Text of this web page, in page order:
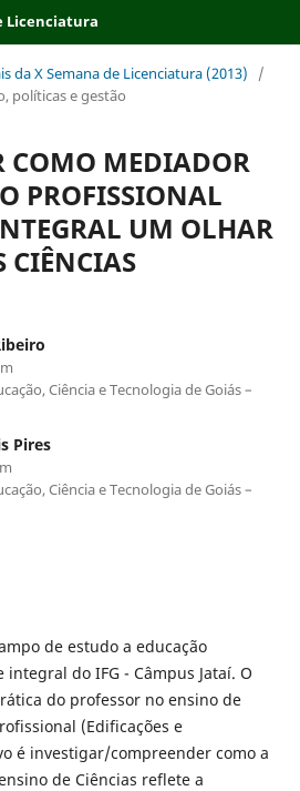
Licenciatura
da X Semana de Licenciatura (2013)
/
políticas e gestão
COMO MEDIADOR
PROFISSIONAL
UM OLHAR
CIÊNCIAS
Ciência e Tecnologia de Goiás –
Pires
Ciência e Tecnologia de Goiás –
de estudo a educação
do IFG - Câmpus Jataí. O
do professor no ensino de
(Edificações e
é investigar/compreender como a
de Ciências reflete a